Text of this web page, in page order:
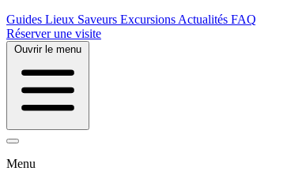
Guides Lieux Saveurs Excursions Actualités FAQ
Réserver une visite
Ouvrir le menu
Menu